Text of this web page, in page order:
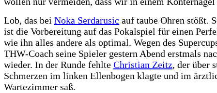
Lob, das bei Noka Serdarusic auf taube Ohren stößt.
ist die Vorbereitung auf das Pokalspiel für einen
wie ihn alles andere als optimal. Wegen des
THW-Coach seine Spieler gestern Abend erstmals
wieder. In der Runde fehlte Christian Zeitz, der über
Schmerzen im linken Ellenbogen klagte und im
Wartezimmer saß.